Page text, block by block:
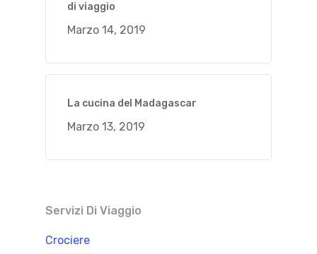
di viaggio
Marzo 14, 2019
La cucina del Madagascar
Marzo 13, 2019
Servizi Di Viaggio
Crociere